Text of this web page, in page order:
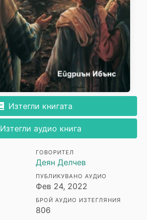
Изтегли книгата
Изтегли аудио книга
ГОВОРИТЕЛ
Деян Делчев
ПУБЛИКУВАНО АУДИО
Фев 24, 2022
БРОЙ АУДИО ИЗТЕГЛЯНИЯ
806